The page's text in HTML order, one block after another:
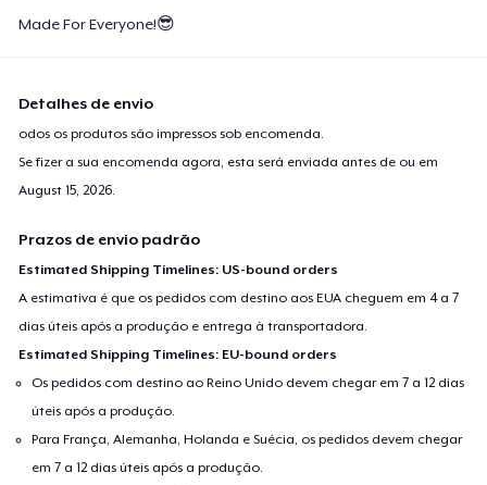
Made For Everyone!😎
Detalhes de envio
odos os produtos são impressos sob encomenda.
Se fizer a sua encomenda agora, esta será enviada antes de ou em
August 15, 2026.
Prazos de envio padrão
Estimated Shipping Timelines: US-bound orders
A estimativa é que os pedidos com destino aos EUA cheguem em 4 a 7
dias úteis após a produção e entrega à transportadora.
Estimated Shipping Timelines: EU-bound orders
Os pedidos com destino ao Reino Unido devem chegar em 7 a 12 dias
úteis após a produção.
Para França, Alemanha, Holanda e Suécia, os pedidos devem chegar
em 7 a 12 dias úteis após a produção.